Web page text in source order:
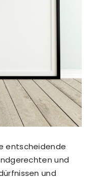
entscheidende
und
und